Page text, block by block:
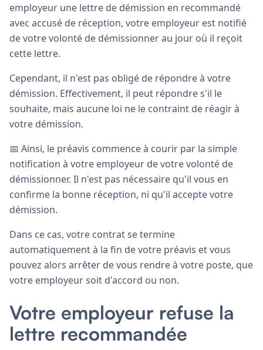
employeur une lettre de démission en recommandé
avec accusé de réception, votre employeur est notifié
de votre volonté de démissionner au jour où il reçoit
cette lettre.
Cependant, il n'est pas obligé de répondre à votre
démission. Effectivement, il peut répondre s'il le
souhaite, mais aucune loi ne le contraint de réagir à
votre démission.
📅 Ainsi, le préavis commence à courir par la simple
notification à votre employeur de votre volonté de
démissionner. Il n'est pas nécessaire qu'il vous en
confirme la bonne réception, ni qu'il accepte votre
démission.
Dans ce cas, votre contrat se termine
automatiquement à la fin de votre préavis et vous
pouvez alors arrêter de vous rendre à votre poste, que
votre employeur soit d'accord ou non.
Votre employeur refuse la
lettre recommandée